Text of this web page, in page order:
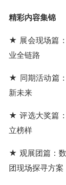
精彩内容集锦
★ 展会现场篇
业全链路
★ 同期活动篇
新未来
★ 评选大奖篇
立榜样
★ 观展团篇：
团现场探寻方案